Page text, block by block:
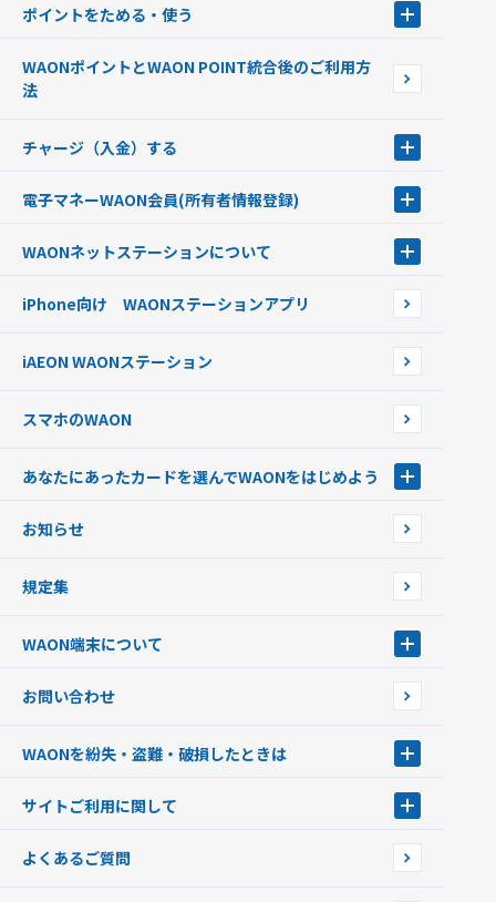
ポイントをためる・使う
ポイントの有効期限について
WAONポイントとWAON POINT統合後のご利用方
法
チャージ（入金）する
現金でチャージする
銀行口座・ATMからチャージする
オートチャージ
ポイントからチャージする
チャージ上限金額の変更について
電子マネーWAON会員(所有者情報登録)
WAON POINTサービス会員登録に伴う個人データの共同利用のお知
WAONネットステーションについて
WAONネットステーションWAON端末について
iPhone向け WAONステーションアプリ
iAEON WAONステーション
スマホのWAON
あなたにあったカードを選んでWAONをはじめよう
フードバンク応援WAON
ご当地WAON
G.G WAON
WAONカード・WAONカードプラス
モバイルWAON
提携WAONカード
お知らせ
規定集
WAON端末について
WAONネットステーション
新型WAONステーション
WAONチャージャーmini
お問い合わせ
WAONを紛失・盗難・破損したときは
WAONカードの拾得について
サイトご利用に関して
企業情報
よくあるご質問